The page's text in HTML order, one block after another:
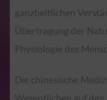
ganzheitlichen
Übertragung der
Physiologie des
Die chinesische